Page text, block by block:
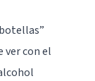
ver con el